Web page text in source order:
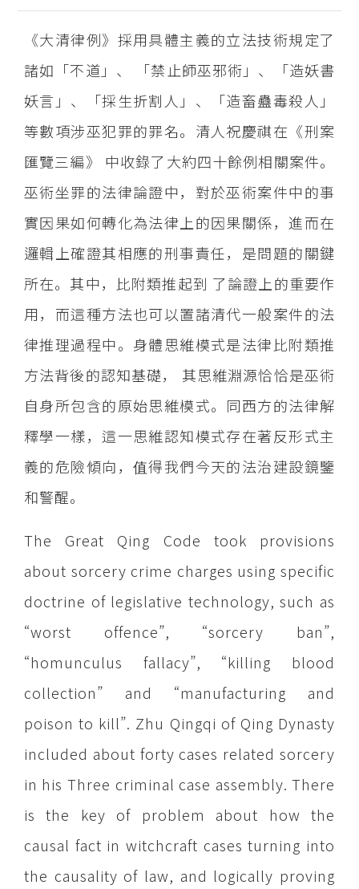
《大清律例》採用具體主義的立法技術規定了
諸如「不道」、 「禁止師巫邪術」、「造妖書
妖言」、「採生折割人」、「造畜蠱毒殺人」
等數項涉巫犯罪的罪名。清人祝慶祺在《刑案
匯覽三編》 中收錄了大約四十餘例相關案件。
巫術坐罪的法律論證中，對於巫術案件中的事
實因果如何轉化為法律上的因果關係，進而在
邏輯上確證其相應的刑事責任，是問題的關鍵
所在。其中，比附類推起到 了論證上的重要作
用，而這種方法也可以置諸清代一般案件的法
律推理過程中。身體思維模式是法律比附類推
方法背後的認知基礎， 其思維淵源恰恰是巫術
自身所包含的原始思維模式。同西方的法律解
釋學一樣，這一思維認知模式存在著反形式主
義的危險傾向，值得我們今天的法治建設鏡鑒
和警醒。
The Great Qing Code took provisions
about sorcery crime charges using specific
doctrine of legislative technology, such as
“worst offence”, “sorcery ban”,
“homunculus fallacy”, “killing blood
collection” and “manufacturing and
poison to kill”. Zhu Qingqi of Qing Dynasty
included about forty cases related sorcery
in his Three criminal case assembly. There
is the key of problem about how the
causal fact in witchcraft cases turning into
the causality of law, and logically proving